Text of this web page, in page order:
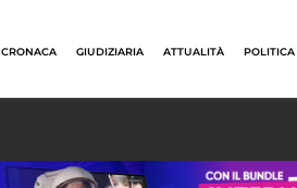
CRONACA GIUDIZIARIA ATTUALITÀ POLITICA